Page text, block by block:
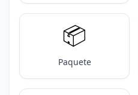
📦️
Paquete